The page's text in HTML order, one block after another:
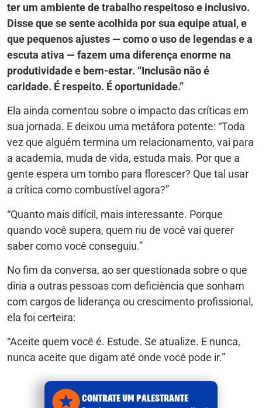
ter um ambiente de trabalho respeitoso e inclusivo.
Disse que se sente acolhida por sua equipe atual, e
que pequenos ajustes — como o uso de legendas e a
escuta ativa — fazem uma diferença enorme na
produtividade e bem-estar. “Inclusão não é
caridade. É respeito. É oportunidade.”
Ela ainda comentou sobre o impacto das críticas em
sua jornada. E deixou uma metáfora potente: “Toda
vez que alguém termina um relacionamento, vai para
a academia, muda de vida, estuda mais. Por que a
gente espera um tombo para florescer? Que tal usar
a crítica como combustível agora?”
“Quanto mais difícil, mais interessante. Porque
quando você supera, quem riu de você vai querer
saber como você conseguiu.”
No fim da conversa, ao ser questionada sobre o que
diria a outras pessoas com deficiência que sonham
com cargos de liderança ou crescimento profissional,
ela foi certeira:
“Aceite quem você é. Estude. Se atualize. E nunca,
nunca aceite que digam até onde você pode ir.”
CONTRATE UM PALESTRANTE